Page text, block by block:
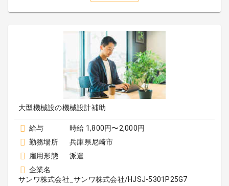
大型機械設の機械設計補助
給与
時給 1,800円〜2,000円
勤務場所
兵庫県尼崎市
雇用形態
派遣
企業名
サンワ株式会社_サンワ株式会社/HJSJ-5301P25G7